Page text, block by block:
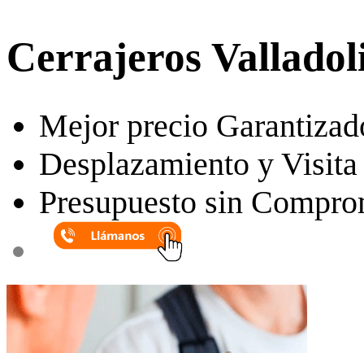
Cerrajeros
Mejor precio
Desplazamiento y
Presupuesto sin